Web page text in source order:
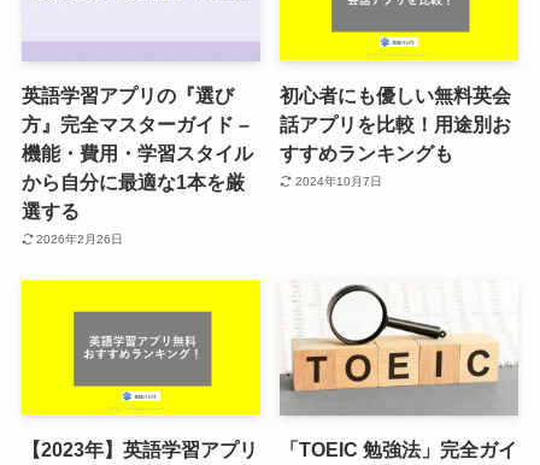
英語学習アプリの『選び
方』完全マスターガイド –
機能・費用・学習スタイル
から自分に最適な1本を厳
選する
2026年2月26日
初心者にも優しい無料英会
話アプリを比較！用途別お
すすめランキングも
2024年10月7日
【2023年】英語学習アプリ
「TOEIC 勉強法」完全ガイ